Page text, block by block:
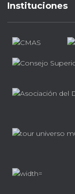
Instituciones